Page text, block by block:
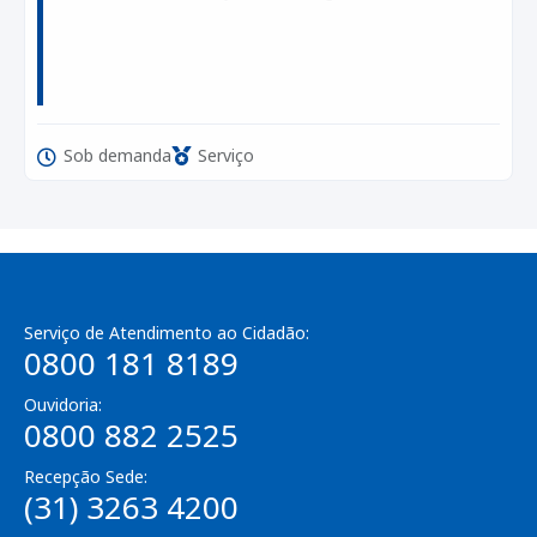
Sob demanda Serviço
Serviço de Atendimento ao Cidadão:
0800 181 8189
Ouvidoria:
0800 882 2525
Recepção Sede:
(31) 3263 4200